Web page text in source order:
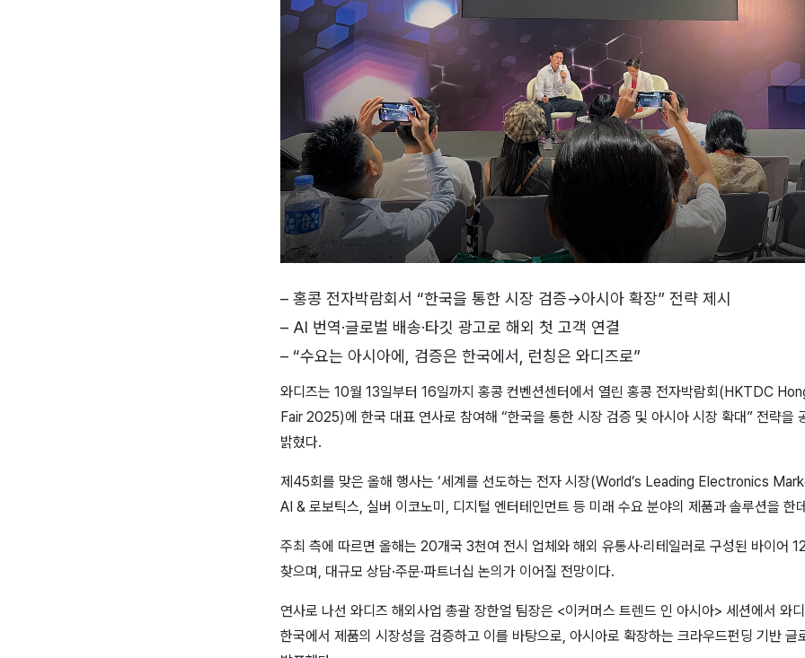
– 홍콩 전자박람회서 “한국을 통한 시장 검증→아시아 확장” 전략 제시
– AI 번역·글로벌 배송·타깃 광고로 해외 첫 고객 연결
– “수요는 아시아에, 검증은 한국에서, 런칭은 와디즈로”
와디즈는 10월 13일부터 16일까지 홍콩 컨벤션센터에서 열린 홍콩 전자박람회(HKTDC
Fair 2025)에 한국 대표 연사로 참여해 “한국을 통한 시장 검증 및 아시아 시장 확대” 전략을
밝혔다.
제45회를 맞은 올해 행사는 ‘세계를 선도하는 전자 시장(World’s Leading Electronics
AI & 로보틱스, 실버 이코노미, 디지털 엔터테인먼트 등 미래 수요 분야의 제품과 솔루션을 한
주최 측에 따르면 올해는 20개국 3천여 전시 업체와 해외 유통사·리테일러로 구성된 바이어
찾으며, 대규모 상담·주문·파트너십 논의가 이어질 전망이다.
연사로 나선 와디즈 해외사업 총괄 장한얼 팀장은 <이커머스 트렌드 인 아시아> 세션에서 와
한국에서 제품의 시장성을 검증하고 이를 바탕으로, 아시아로 확장하는 크라우드펀딩 기반 글